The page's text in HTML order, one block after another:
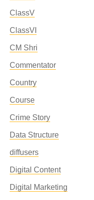
ClassV
ClassVI
CM Shri
Commentator
Country
Course
Crime Story
Data Structure
diffusers
Digital Content
Digital Marketing